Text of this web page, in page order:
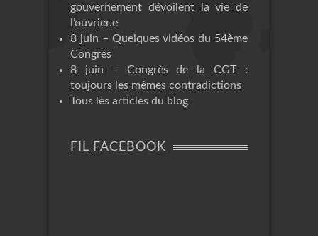
gouvernement dévoilent la vie de
l’ouvrier.e
8 juin – Quelques vidéos du 54ème
Congrès
8 juin – Congrès de la CGT :
toujours les mêmes contradictions
Tous les articles du blog
FIL FACEBOOK